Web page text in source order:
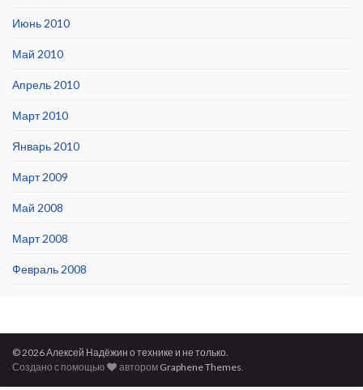
Июнь 2010
Май 2010
Апрель 2010
Март 2010
Январь 2010
Март 2009
Май 2008
Март 2008
Февраль 2008
© 2026 Алексей Надёжин о технике и не только.
Создано с помощью
автором Graphene Themes.